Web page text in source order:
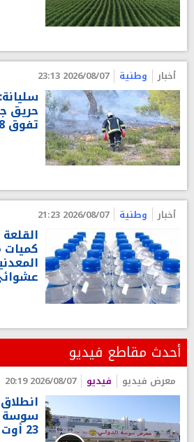
أخبار وطنية 2026/08/07 23:13
حريق
تفوق 98 %
أخبار وطنية 2026/08/07 21:23
كميات
أحدث مقاطع فيديو
معرض فيديو فيديو 2026/08/07 20:19
23 أوت 2026